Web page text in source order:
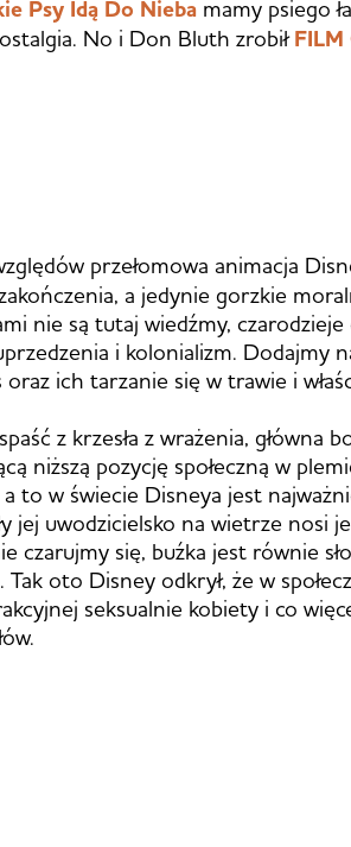
Psy Idą Do Nieba mamy psiego
No i Don Bluth zrobił
przełomowa animacja
a jedynie gorzkie
nie są tutaj wiedźmy, czarodzieje
i kolonializm. Dodajmy
ich tarzanie się w trawie i
z krzesła z wrażenia, główna
niższą pozycję społeczną w
to w świecie Disneya jest
jej uwodzicielsko na wietrze nosi
czarujmy się, buźka jest równie
oto Disney odkrył, że w
seksualnie kobiety i co